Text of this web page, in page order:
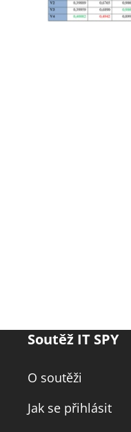
Soutěž IT SPY
O soutěži
Jak se přihlásit